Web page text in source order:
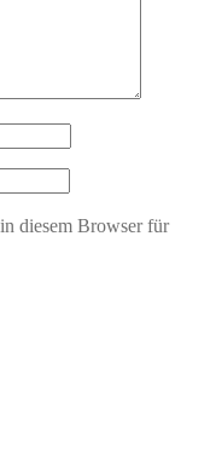
diesem Browser für